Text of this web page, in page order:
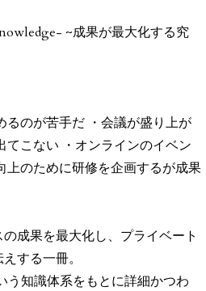
~成果が最大化する究
るのが苦手だ ・会議が盛り上が
こない ・オンラインのイベン
上のために研修を企画するが成果
成果を最大化し、プライベート
する一冊。
う知識体系をもとに詳細かつわ